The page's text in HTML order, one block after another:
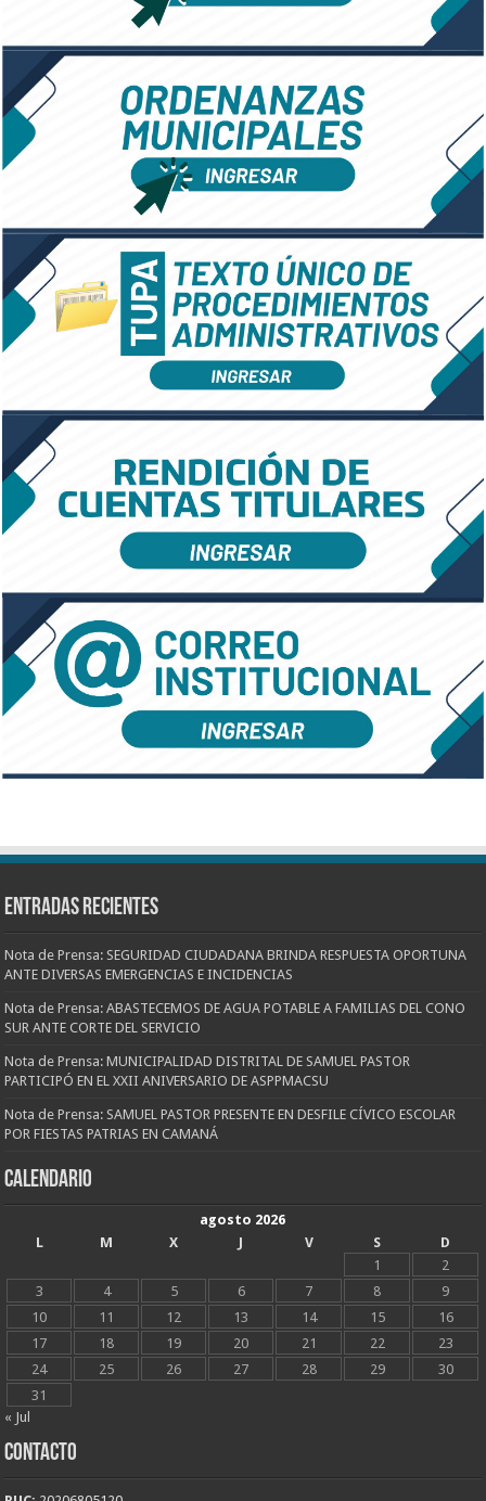
Entradas recientes
Nota de Prensa: SEGURIDAD CIUDADANA BRINDA RESPUESTA OPORTUNA
ANTE DIVERSAS EMERGENCIAS E INCIDENCIAS
Nota de Prensa: ABASTECEMOS DE AGUA POTABLE A FAMILIAS DEL CONO
SUR ANTE CORTE DEL SERVICIO
Nota de Prensa: MUNICIPALIDAD DISTRITAL DE SAMUEL PASTOR
PARTICIPÓ EN EL XXII ANIVERSARIO DE ASPPMACSU
Nota de Prensa: SAMUEL PASTOR PRESENTE EN DESFILE CÍVICO ESCOLAR
POR FIESTAS PATRIAS EN CAMANÁ
CALENDARIO
agosto 2026
L
M X J V S
D
1
2
3
4 5 6 7 8
9
10
11 12 13 14 15
16
17
18 19 20 21 22
23
24
25 26 27 28 29
30
31
« Jul
CONTACTO